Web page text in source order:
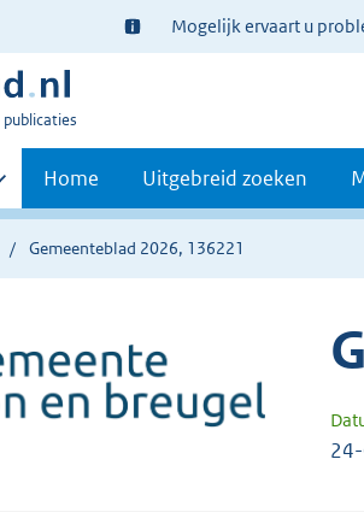
Ter
informatie:
Mogelijk ervaart u
Home Uitgebreid zoeken
Gemeenteblad 2026, 136221